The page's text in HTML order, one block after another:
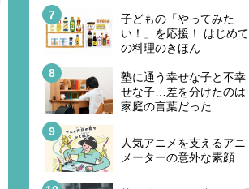
子どもの「やってみた
い！」を応援！ はじめて
の料理のきほん
塾に通う幸せな子と不幸
せな子…差を分けたのは
家庭の言葉だった
人気アニメを支えるアニ
メーターの意外な素顔